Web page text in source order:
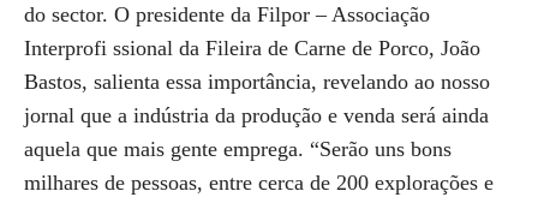
do sector. O presidente da Filpor – Associação
Interprofi ssional da Fileira de Carne de Porco, João
Bastos, salienta essa importância, revelando ao nosso
jornal que a indústria da produção e venda será ainda
aquela que mais gente emprega. “Serão uns bons
milhares de pessoas, entre cerca de 200 explorações e